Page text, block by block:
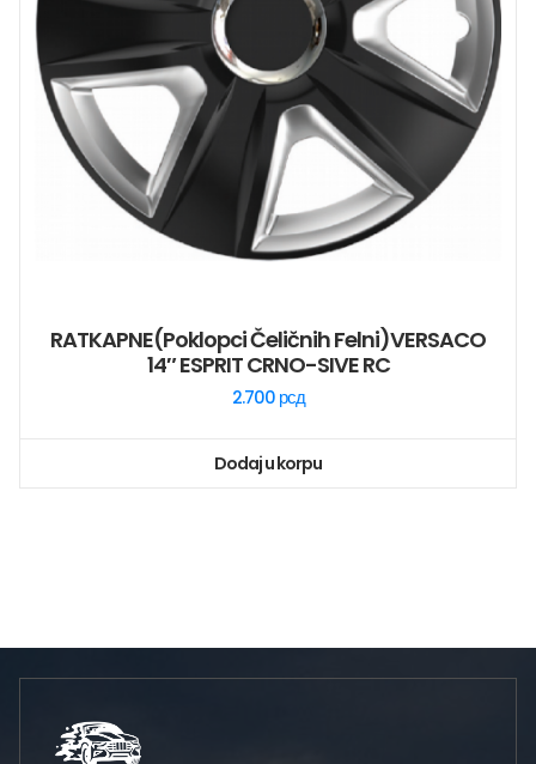
RATKAPNE(poklopci Čeličnih Felni)VERSACO
14″ ESPRIT CRNO-SIVE RC
2.700 рсд
Dodaj u korpu